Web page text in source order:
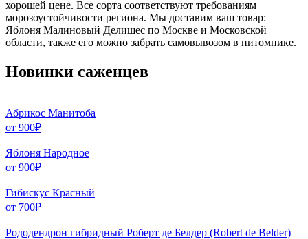
хорошей цене. Все сорта соответствуют требованиям
морозоустойчивости региона. Мы доставим ваш товар:
Яблоня Малиновый Делишес по Москве и Московской
области, также его можно забрать самовывозом в питомнике.
Новинки саженцев
Абрикос Манитоба
от 900₽
Яблоня Народное
от 900₽
Гибискус Красный
от 700₽
Рододендрон гибридный Роберт де Белдер (Robert de Belder)